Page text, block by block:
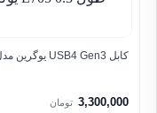
کابل USB4 Gen3 یوگرین مدل 65075 L705 طول 0.3 متر
3,300,000 تومان